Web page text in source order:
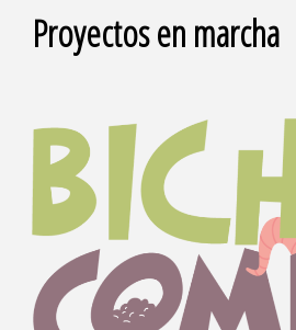
Proyectos en marcha